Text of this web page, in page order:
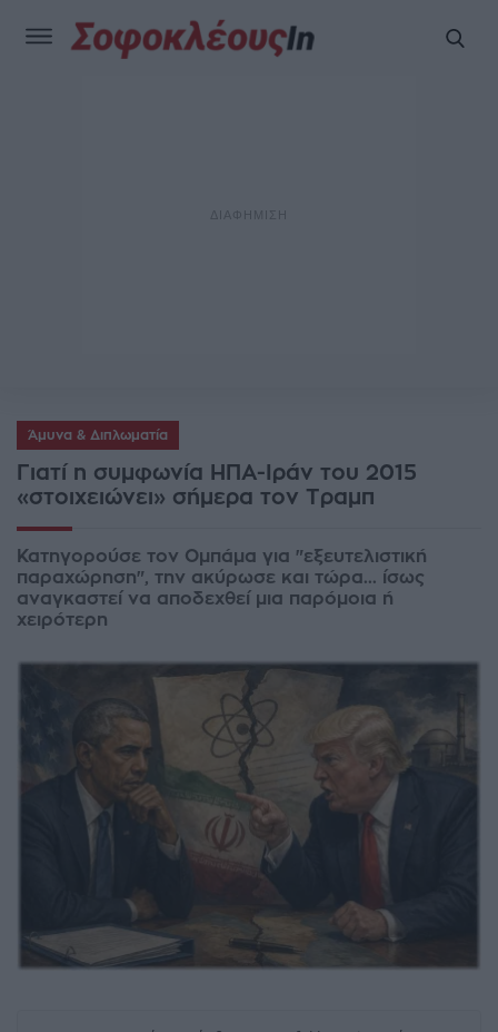
Άμυνα & Διπλωματία
Γιατί η συμφωνία ΗΠΑ-Ιράν του 2015
«στοιχειώνει» σήμερα τον Τραμπ
Κατηγορούσε τον Ομπάμα για "εξευτελιστική
παραχώρηση", την ακύρωσε και τώρα... ίσως
αναγκαστεί να αποδεχθεί μια παρόμοια ή
χειρότερη